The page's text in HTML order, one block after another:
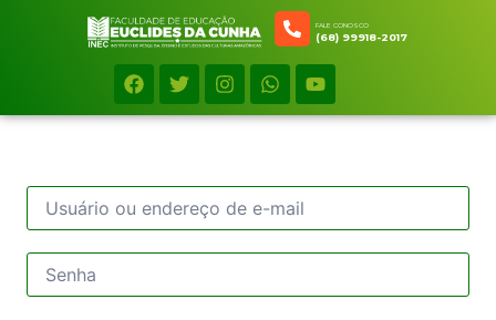
FALE CONOSCO
(68) 99918-2017